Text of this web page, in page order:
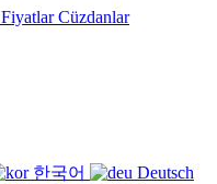
FiyatlarCüzdanlar
한국어
Deutsch